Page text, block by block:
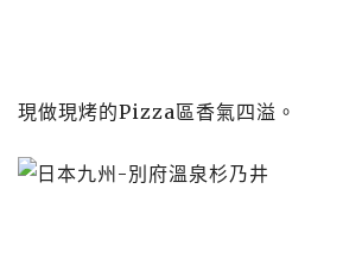
現做現烤的Pizza區香氣四溢。